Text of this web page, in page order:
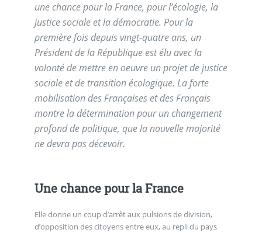
une chance pour la France, pour l’écologie, la
justice sociale et la démocratie. Pour la
première fois depuis vingt-quatre ans, un
Président de la République est élu avec la
volonté de mettre en oeuvre un projet de justice
sociale et de transition écologique. La forte
mobilisation des Françaises et des Français
montre la détermination pour un changement
profond de politique, que la nouvelle majorité
ne devra pas décevoir.
Une chance pour la France
Elle donne un coup d’arrêt aux pulsions de division,
d’opposition des citoyens entre eux, au repli du pays